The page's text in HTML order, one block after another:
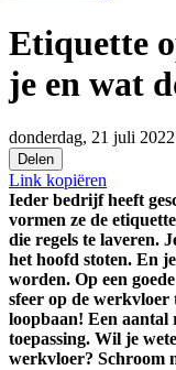
Etiquette
je en wat
donderdag, 21 juli 2022
Delen
Link kopiëren
Ieder bedrijf heeft
vormen ze de
die regels te laveren.
het hoofd stoten. En
worden. Op een
sfeer op de werkvloer
loopbaan! Een aantal
toepassing. Wil je
werkvloer? Schroom